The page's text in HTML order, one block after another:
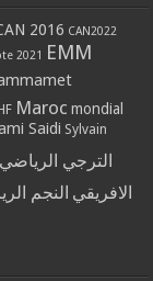
2016 CAN2022
2021 EMM
Maroc mondial
Saidi Sylvain
الترجي الرياضي
الافريقي النجم